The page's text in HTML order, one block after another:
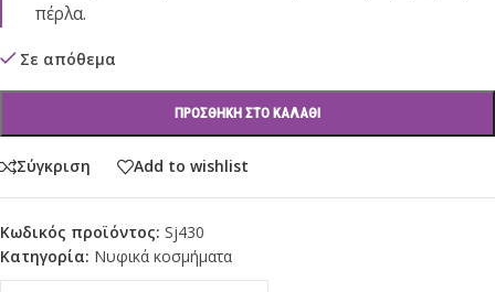
πέρλα.
Σε απόθεμα
ΠΡΟΣΘΉΚΗ ΣΤΟ ΚΑΛΆΘΙ
Σύγκριση Add to wishlist
Κωδικός προϊόντος: Sj430
Κατηγορία: Νυφικά κοσμήματα